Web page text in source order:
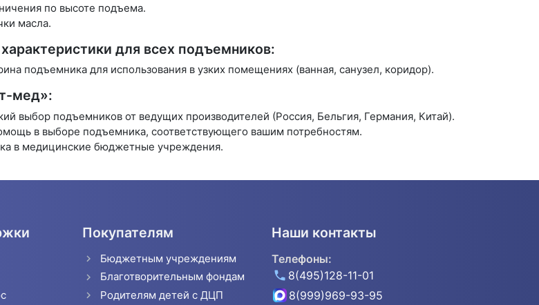
по высоте подъема.
масла.
для всех подъемников:
подъемника для использования в узких помещениях (ванная, санузел, коридор).
мед»:
выбор подъемников от ведущих производителей (Россия, Бельгия, Германия, Китай).
в выборе подъемника, соответствующего вашим потребностям.
в медицинские бюджетные учреждения.
Покупателям
Бюджетным учреждениям
Благотворительным фондам
Родителям детей с ДЦП
Наши контакты
Телефоны:
8(495)128-11-01
8(999)969-93-95